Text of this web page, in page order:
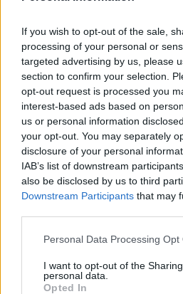
If you wish to opt-out of the sale,
processing of your personal or
targeted advertising by us, please
section to confirm your selection.
opt-out request is processed you
interest-based ads based on
us or personal information
your opt-out. You may separately
disclosure of your personal
IAB’s list of downstream
also be disclosed by us to third
Downstream Participants that may
Personal Data Processing Opt
I want to opt-out of the
personal data.
Opted In
tuoneet 8-5-loppulukemat.
Turnauksen finaalissa klo 20:30
Ruotsi.
Tomas Hamara iski
https://twitter.com/dplussportfi/